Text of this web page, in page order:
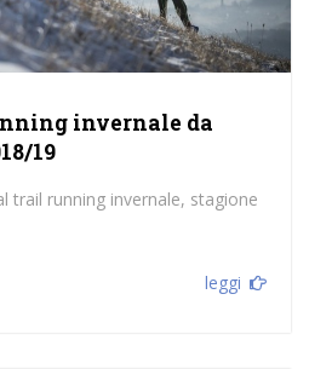
invernale da
19
trail running invernale, stagione
leggi